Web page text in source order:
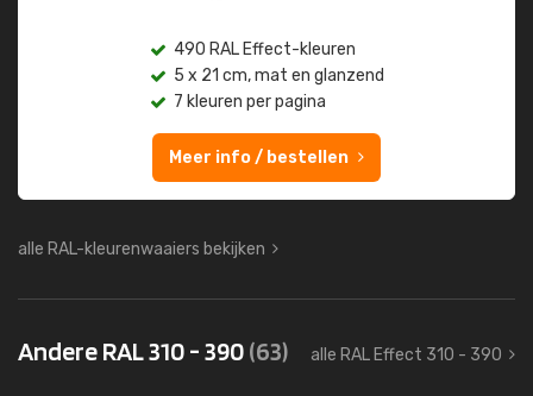
490 RAL Effect-kleuren
5 x 21 cm, mat en glanzend
7 kleuren per pagina
Meer info / bestellen
alle RAL-kleurenwaaiers bekijken
Andere RAL 310 - 390(63) alle RAL Effect 310 - 390